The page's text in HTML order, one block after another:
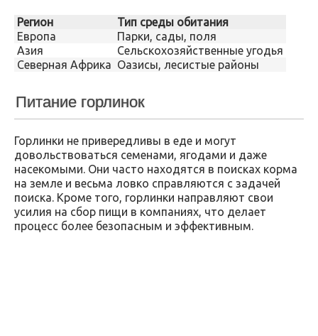
Регион
Тип среды обитания
Европа
Парки, сады, поля
Азия
Сельскохозяйственные угодья
Северная Африка Оазисы, лесистые районы
Питание горлинок
Горлинки не привередливы в еде и могут
довольствоваться семенами, ягодами и даже
насекомыми. Они часто находятся в поисках корма
на земле и весьма ловко справляются с задачей
поиска. Кроме того, горлинки направляют свои
усилия на сбор пищи в компаниях, что делает
процесс более безопасным и эффективным.